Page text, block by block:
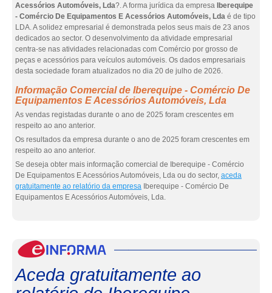
Acessórios Automóveis, Lda?. A forma jurídica da empresa Iberequipe
- Comércio De Equipamentos E Acessórios Automóveis, Lda é de tipo
LDA. A solidez empresarial é demonstrada pelos seus mais de 23 anos
dedicados ao sector. O desenvolvimento da atividade empresarial
centra-se nas atividades relacionadas com Comércio por grosso de
peças e acessórios para veículos automóveis. Os dados empresariais
desta sociedade foram atualizados no dia 20 de julho de 2026.
Informação Comercial de Iberequipe - Comércio De
Equipamentos E Acessórios Automóveis, Lda
As vendas registadas durante o ano de 2025 foram crescentes em
respeito ao ano anterior.
Os resultados da empresa durante o ano de 2025 foram crescentes em
respeito ao ano anterior.
Se deseja obter mais informação comercial de Iberequipe - Comércio
De Equipamentos E Acessórios Automóveis, Lda ou do sector, aceda
gratuitamente ao relatório da empresa Iberequipe - Comércio De
Equipamentos E Acessórios Automóveis, Lda.
Aceda gratuitamente ao